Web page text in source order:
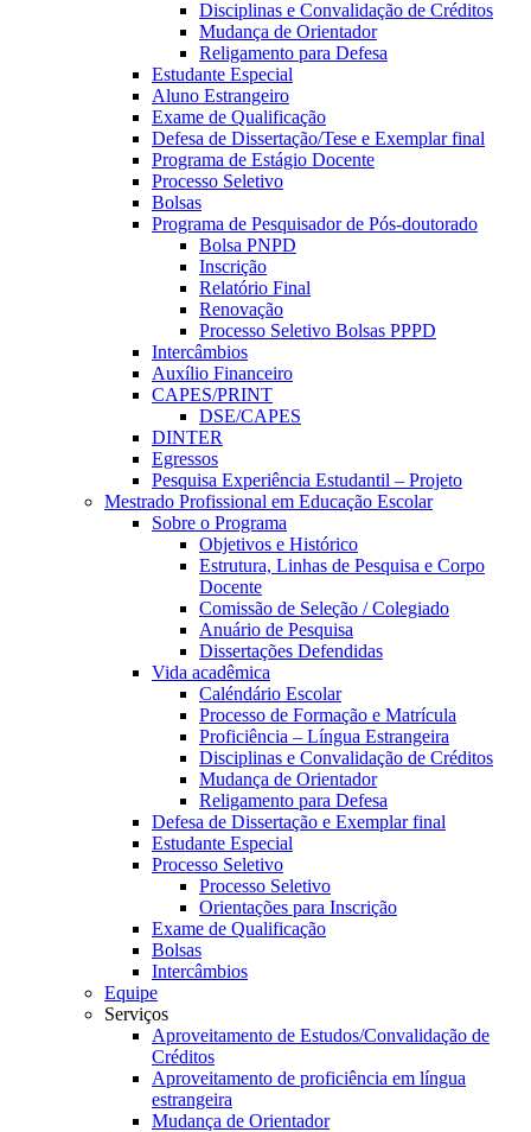
Disciplinas e Convalidação de Créditos
Mudança de Orientador
Religamento para Defesa
Estudante Especial
Aluno Estrangeiro
Exame de Qualificação
Defesa de Dissertação/Tese e Exemplar final
Programa de Estágio Docente
Processo Seletivo
Bolsas
Programa de Pesquisador de Pós-doutorado
Bolsa PNPD
Inscrição
Relatório Final
Renovação
Processo Seletivo Bolsas PPPD
Intercâmbios
Auxílio Financeiro
CAPES/PRINT
DSE/CAPES
DINTER
Egressos
Pesquisa Experiência Estudantil – Projeto
Mestrado Profissional em Educação Escolar
Sobre o Programa
Objetivos e Histórico
Estrutura, Linhas de Pesquisa e Corpo
Docente
Comissão de Seleção / Colegiado
Anuário de Pesquisa
Dissertações Defendidas
Vida acadêmica
Caléndário Escolar
Processo de Formação e Matrícula
Proficiência – Língua Estrangeira
Disciplinas e Convalidação de Créditos
Mudança de Orientador
Religamento para Defesa
Defesa de Dissertação e Exemplar final
Estudante Especial
Processo Seletivo
Processo Seletivo
Orientações para Inscrição
Exame de Qualificação
Bolsas
Intercâmbios
Equipe
Serviços
Aproveitamento de Estudos/Convalidação de
Créditos
Aproveitamento de proficiência em língua
estrangeira
Mudança de Orientador